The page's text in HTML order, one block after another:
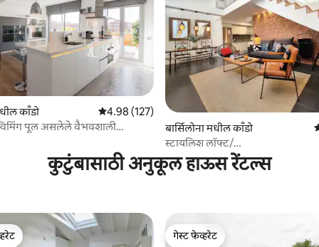
रिव्ह्यूज
काँडो 5 पैकी 4.98 सरासरी रेटिंग, 127 रिव्ह्यूज
4.98 (127)
पूल असलेले वैभवशाली
बार्सिलोना मधील काँडो
स्टायलिश लॉफ्ट/
बीचजवळ/FastWifi/AC/SMARTTV
कुटुंबासाठी अनुकूल हाऊस रेंटल्स
गेस्ट फेव्हरेट
गेस्ट फेव्हरेट